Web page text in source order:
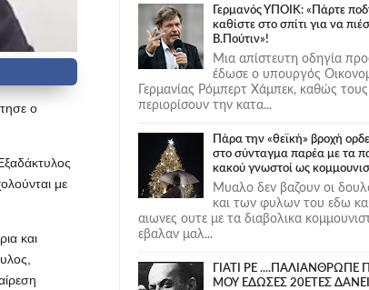
ο
με
και
Γερμανός ΥΠΟΙΚ: «Πάρτε
καθίστε στο σπίτι για να
Β.Πούτιν»!
Μια απίστευτη οδηγία
έδωσε ο υπουργός
Γερμανίας Ρόμπερτ Χάμπεκ, καθώς
περιορίσουν την κατα...
Πάρα την «θεϊκή» βροχή
στο σύνταγμα παρέα με τα
κακού γνωστοί ως
Μυαλο δεν βαζουν οι
και των φυλων του εδω
αιωνες ουτε με τα διαβολικα
εβαλαν μαλ...
ΓΙΑΤΙ ΡΕ
ΜΟΥ ΕΔΩΣΕΣ 20ΕΤΕΣ